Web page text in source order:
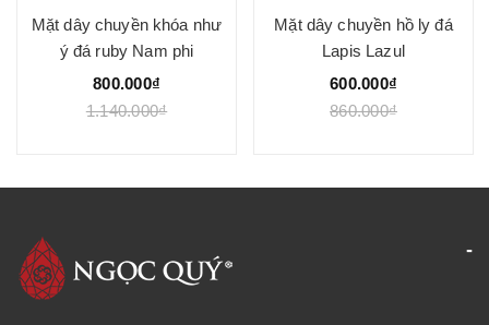
Mặt dây chuyền khóa như
ý đá ruby Nam phi
800.000₫
1.140.000₫
Mặt dây chuyền hồ ly đá
Lapis Lazul
600.000₫
860.000₫